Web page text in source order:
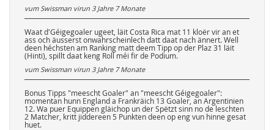
vum Swissman virun 3 Jahre 7 Monate
Waat d'Géigegoaler ugeet, läit Costa Rica mat 11 kloër vir an et
ass och äusserst onwahrscheinlech datt daat nach ännert. Well
deen héchsten am Ranking matt deem Tipp op der Plaz 31 läit
(Hinti), spillt daat keng Roll méi fir de Podium.
vum Swissman virun 3 Jahre 7 Monate
Bonus Tipps "meescht Goaler" an "meescht Géigegoaler":
momentan hunn England a Frankräich 13 Goaler, an Argentinien
12. Wa puer Equippen gläichop un der Spëtzt sinn no de leschten
2 Matcher, kritt jiddereen 5 Punkten deen op eng vun hinne gesat
huet.